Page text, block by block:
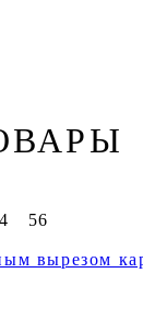
56
вырезом